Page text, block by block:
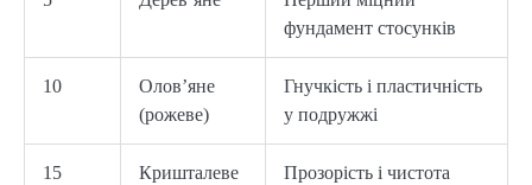
фундамент стосунків
10
Олов’яне
(рожеве)
Гнучкість і пластичність
у подружжі
15 Кришталеве
Прозорість і чистота